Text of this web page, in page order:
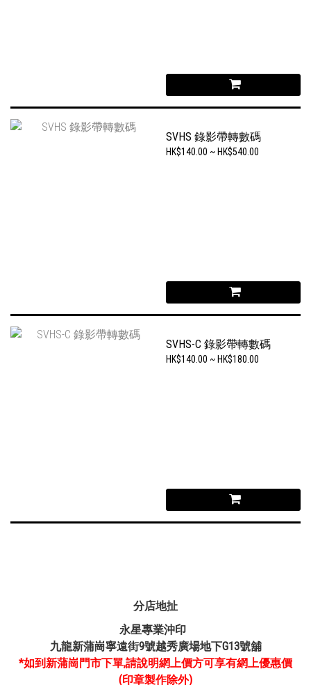
SVHS 錄影帶轉數碼
HK$140.00 ~ HK$540.00
SVHS-C 錄影帶轉數碼
HK$140.00 ~ HK$180.00
分店地扯
永星專業沖印
九龍新蒲崗寧遠街9號越秀廣場地下G13號舖
*如到新蒲崗門市下單,請說明網上價方可享有網上優惠價
(印章製作除外)